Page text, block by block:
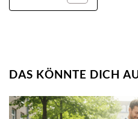
DAS KÖNNTE DICH